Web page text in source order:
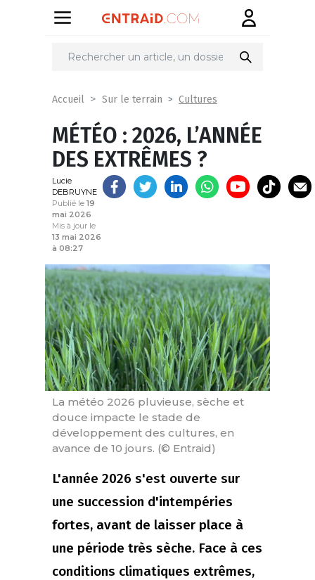
Partager
Accueil Sur le terrain Cultures
MÉTÉO : 2026, L’ANNÉE
DES EXTRÊMES ?
Lucie
DEBRUYNE
Publié le 19
mai 2026
Mis à jour le
13 mai 2026
à 08:27
La météo 2026 pluvieuse, sèche et
douce impacte le stade de
développement des cultures, en
avance de 10 jours. (© Entraid)
L'année 2026 s'est ouverte sur
une succession d'intempéries
fortes, avant de laisser place à
une période très sèche. Face à ces
conditions climatiques extrêmes,